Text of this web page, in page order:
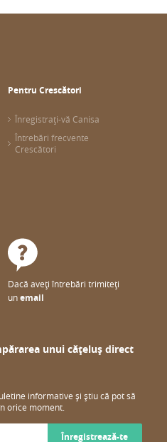
Pentru Crescători
Înregistrați-vă Canisa
Întrebări frecvente
Crescători
Dacă aveți întrebări trimiteți
unemail
unui cățeluș direct
informative și știu că pot să
orice moment.
Înregistrează-te